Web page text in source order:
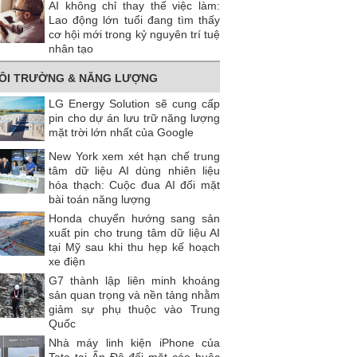
AI không chỉ thay thế việc làm:
Lao động lớn tuổi đang tìm thấy
cơ hội mới trong kỷ nguyên trí tuệ
nhân tạo
TRƯỜNG & NĂNG LƯỢNG
LG Energy Solution sẽ cung cấp
pin cho dự án lưu trữ năng lượng
mặt trời lớn nhất của Google
New York xem xét hạn chế trung
tâm dữ liệu AI dùng nhiên liệu
hóa thạch: Cuộc đua AI đối mặt
bài toán năng lượng
Honda chuyển hướng sang sản
xuất pin cho trung tâm dữ liệu AI
tại Mỹ sau khi thu hẹp kế hoạch
xe điện
G7 thành lập liên minh khoáng
sản quan trọng và nền tảng nhằm
giảm sự phụ thuộc vào Trung
Quốc
Nhà máy linh kiện iPhone của